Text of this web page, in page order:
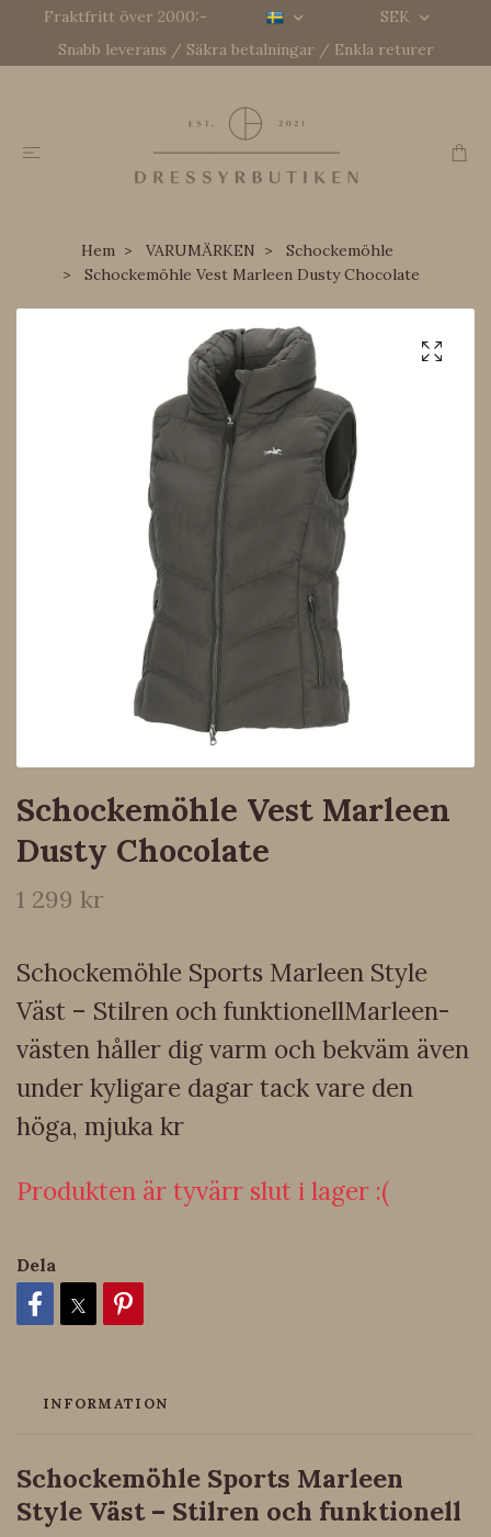
Fraktfritt över 2000:-
SEK
Snabb leverans / Säkra betalningar / Enkla returer
Hem VARUMÄRKEN
Schockemöhle
Schockemöhle Vest Marleen Dusty Chocolate
Schockemöhle Vest Marleen
Dusty Chocolate
1 299 kr
Schockemöhle Sports Marleen Style
Väst – Stilren och funktionellMarleen-
västen håller dig varm och bekväm även
under kyligare dagar tack vare den
höga, mjuka kr
Produkten är tyvärr slut i lager :(
Dela
INFORMATION
Schockemöhle Sports Marleen
Style Väst – Stilren och funktionell